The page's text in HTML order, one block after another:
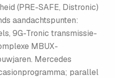
(PRE-SAFE, Distronic)
aandachtspunten:
9G-Tronic transmissie-
MBUX-
Mercedes
parallel